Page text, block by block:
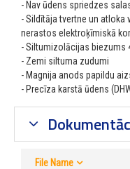
- Nav ūdens spriedzes
- Sildītāja tvertne un atloka
nerastos elektroķīmiskā
- Siltumizolācijas biezums
- Zemi siltuma zudumi
- Magnija anods papildu
- Precīza karstā ūdens
File Name